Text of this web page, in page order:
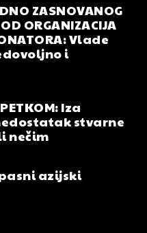
ZASNOVANOG
ORGANIZACIJA
Vlade
i
Iza
stvarne
nečim
azijski